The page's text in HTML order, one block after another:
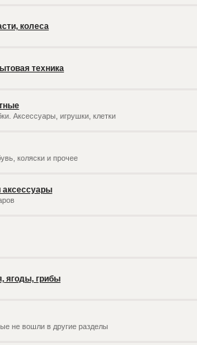
колеса
техника
Аксессуары, игрушки, клетки
коляски и прочее
ягоды, грибы
не вошли в другие разделы